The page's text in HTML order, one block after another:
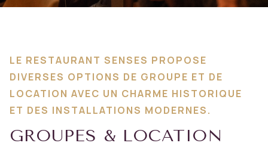
LE RESTAURANT SENSES PROPOSE
DIVERSES OPTIONS DE GROUPE ET DE
LOCATION AVEC UN CHARME HISTORIQUE
ET DES INSTALLATIONS MODERNES.
GROUPES & LOCATION